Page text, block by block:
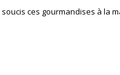
ces gourmandises à la